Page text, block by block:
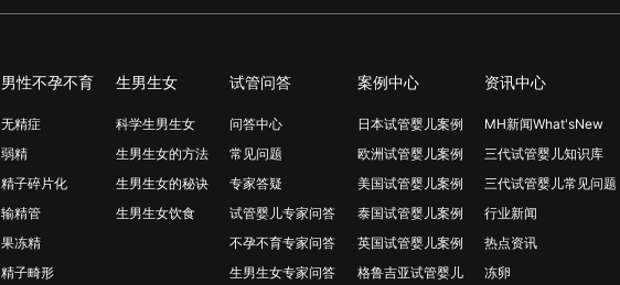
男性不孕不育
无精症
弱精
精子碎片化
输精管
果冻精
精子畸形
生男生女
科学生男生女
生男生女的方法
生男生女的秘诀
生男生女饮食
试管问答
问答中心
常见问题
专家答疑
试管婴儿专家问答
不孕不育专家问答
生男生女专家问答
案例中心
日本试管婴儿案例
欧洲试管婴儿案例
美国试管婴儿案例
泰国试管婴儿案例
英国试管婴儿案例
格鲁吉亚试管婴儿
资讯中心
MH新闻What'sNew
三代试管婴儿知识库
三代试管婴儿常见问题
行业新闻
热点资讯
冻卵